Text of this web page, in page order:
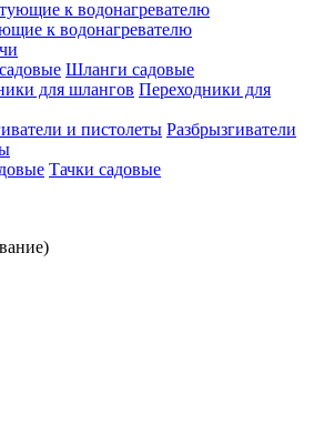
к водонагревателю
Шланги садовые
Переходники для
Разбрызгиватели
Тачки садовые